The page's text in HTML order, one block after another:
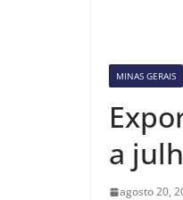
MINAS GERAIS
a
agosto 20,